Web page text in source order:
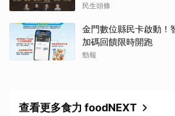
民生頭條
金門數位縣民卡啟動！
加碼回饋限時開跑
勁報
查看更多食力 foodNEXT